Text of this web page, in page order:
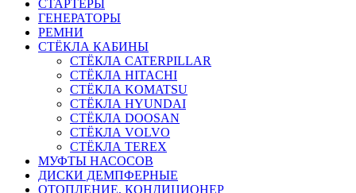
СТАРТЕРЫ
ГЕНЕРАТОРЫ
РЕМНИ
СТЁКЛА КАБИНЫ
СТЁКЛА CATERPILLAR
СТЁКЛА HITACHI
СТЁКЛА KOMATSU
СТЁКЛА HYUNDAI
СТЁКЛА DOOSAN
СТЁКЛА VOLVO
СТЁКЛА TEREX
МУФТЫ НАСОСОВ
ДИСКИ ДЕМПФЕРНЫЕ
ОТОПЛЕНИЕ, КОНДИЦИОНЕР